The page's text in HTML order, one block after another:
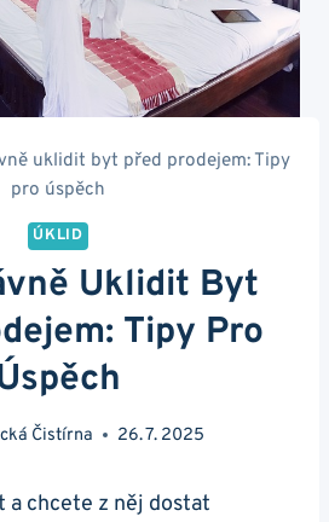
uklidit byt před prodejem: Tipy
pro úspěch
ÚKLID
Uklidit Byt
Tipy Pro
Čistírna 26. 7. 2025
a chcete z něj dostat